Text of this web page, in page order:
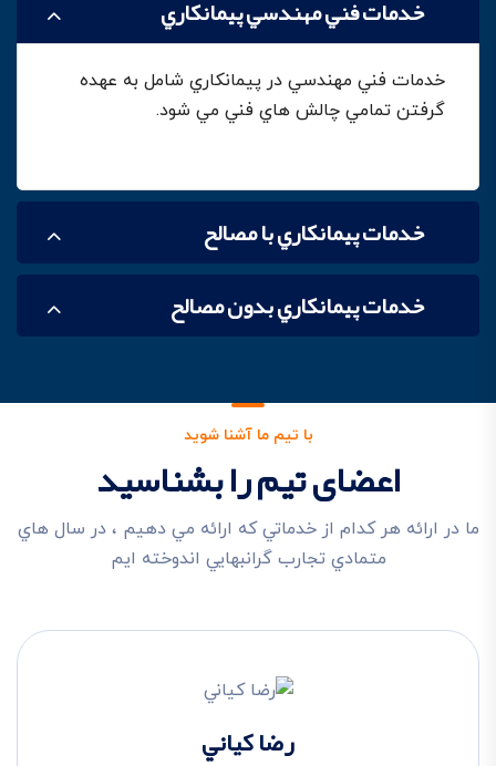
خدمات فني مهندسي پيمانکاري
خدمات فني مهندسي در پيمانکاري شامل به عهده
گرفتن تمامي چالش هاي فني مي شود.
خدمات پيمانکاري با مصالح
خدمات پيمانکاري بدون مصالح
با تیم ما آشنا شوید
اعضای تیم را بشناسید
ما در ارائه هر کدام از خدماتي که ارائه مي دهيم ، در سال هاي
متمادي تجارب گرانبهايي اندوخته ايم
رضا کياني